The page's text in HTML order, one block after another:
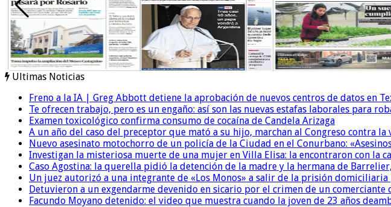
Ultimas Noticias
Freno a la IA | Greg Abbott detiene la aprobación de nuevos centros de datos en
Te ofrecen trabajo, pero es un engaño: así son las nuevas estafas laborales para
Examen toxicológico confirma consumo de cocaína de Candela Arizaga
A un año del caso del preceptor que mató a su hijo, marchan al Congreso contra la
Nuevo asesinato motochorro de un policía de la Ciudad en el Conurbano:
Investigan la misteriosa muerte de una mujer en Villa Elisa: la encontraron con la
Caso Agostina: la querella pidió la detención de la madre y la hermana de
Un juez autorizó a una integrante de «Los Monos» a salir de la prisión
Detuvieron a un exgendarme devenido en sicario por el crimen de un comerciante
Facundo Moyano detenido: el video que muestra cuando la joven de 23 años